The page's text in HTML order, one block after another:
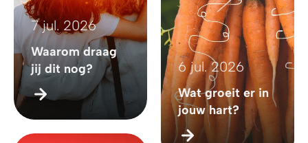
7 jul. 2026
Waarom draag
jij dit nog?
6 jul. 2026
Wat groeit er in
jouw hart?